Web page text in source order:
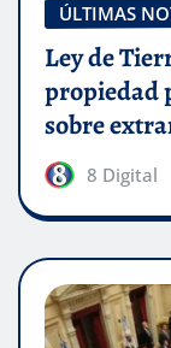
ÚLTIMAS
Ley de
propiedad
sobre
8 Digital